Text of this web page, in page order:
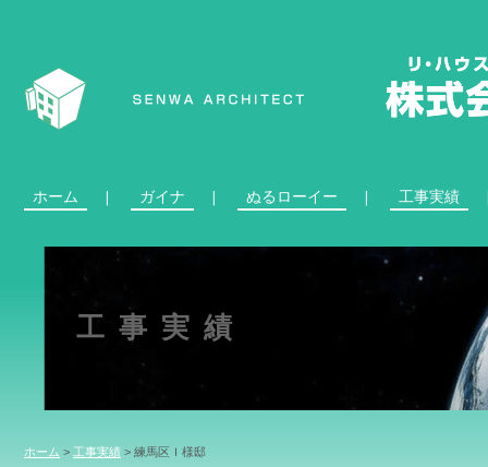
ホーム ガイナ ぬるローイー 工事実績
工事実績
ホーム > 工事実績 > 練馬区Ｉ様邸